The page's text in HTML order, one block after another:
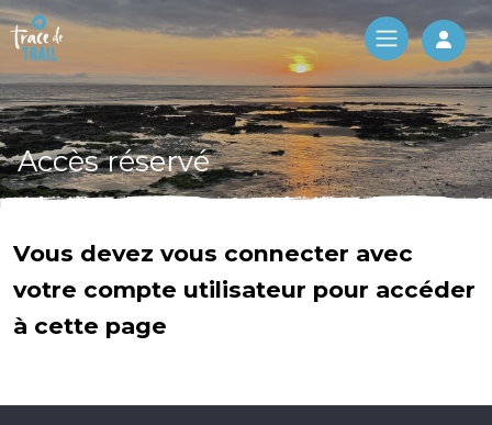
Log
Accès réservé
Vous devez vous connecter avec
votre compte utilisateur pour accéder
à cette page